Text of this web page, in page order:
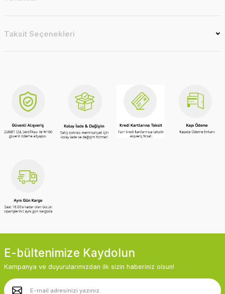
Taksit Seçenekleri
E-bültenimize Kaydolun
Kampanya ve duyurularımızdan ilk sizin haberiniz olsun!